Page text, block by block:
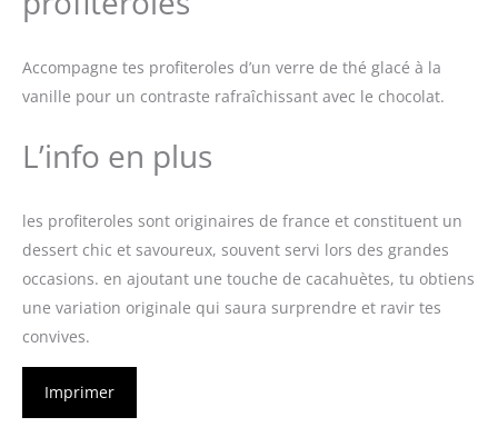
Accompagne tes profiteroles d’un verre de thé glacé à la
vanille pour un contraste rafraîchissant avec le chocolat.
L’info en plus
les profiteroles sont originaires de france et constituent un
dessert chic et savoureux, souvent servi lors des grandes
occasions. en ajoutant une touche de cacahuètes, tu obtiens
une variation originale qui saura surprendre et ravir tes
convives.
Imprimer